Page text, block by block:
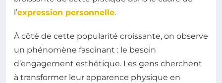
l’expression personnelle.
À côté de cette popularité croissante, on observe
un phénomène fascinant : le besoin
d’engagement esthétique. Les gens cherchent
à transformer leur apparence physique en